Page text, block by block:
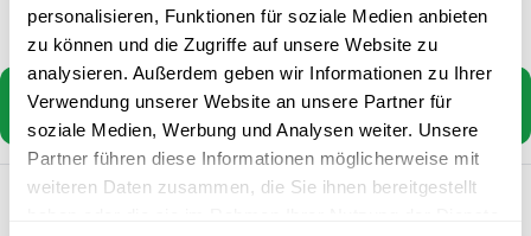
personalisieren, Funktionen für soziale Medien anbieten
zu können und die Zugriffe auf unsere Website zu
analysieren. Außerdem geben wir Informationen zu Ihrer
Verwendung unserer Website an unsere Partner für
soziale Medien, Werbung und Analysen weiter. Unsere
Partner führen diese Informationen möglicherweise mit
weiteren Daten zusammen, die Sie ihnen bereitgestellt
Anker©Mivola Kreativfabrik
AUFSTELLER ‚HEIMATHAFEN‘ MIT ANKER AUF ETSY